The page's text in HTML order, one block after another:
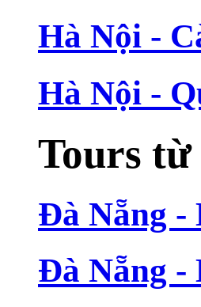
Hà Nội -
Hà Nội -
Tours
Đà Nẵng -
Đà Nẵng -